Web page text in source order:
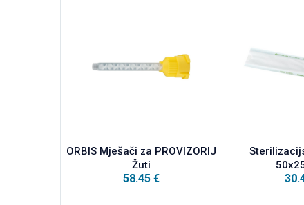
ORBIS Mješači za PROVIZORIJ
Žuti
58.45 €